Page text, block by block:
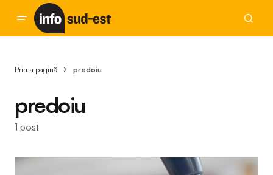
Prima pagină predoiu
predoiu
1 post